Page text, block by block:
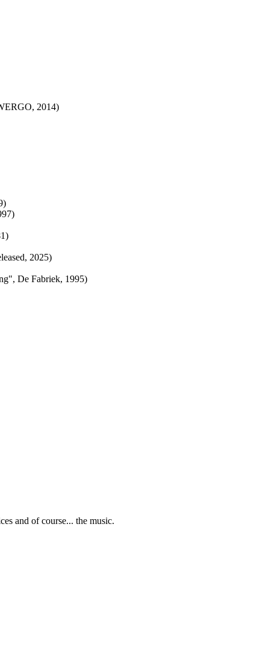
2014)
2025)
De Fabriek, 1995)
and of course... the music.